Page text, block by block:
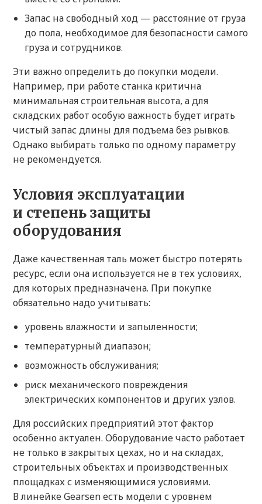
Запас на свободный ход — расстояние от груза
до пола, необходимое для безопасности самого
груза и сотрудников.
Эти важно определить до покупки модели.
Например, при работе станка критична
минимальная строительная высота, а для
складских работ особую важность будет играть
чистый запас длины для подъема без рывков.
Однако выбирать только по одному параметру
не рекомендуется.
Условия эксплуатации
и степень защиты
оборудования
Даже качественная таль может быстро потерять
ресурс, если она используется не в тех условиях,
для которых предназначена. При покупке
обязательно надо учитывать:
уровень влажности и запыленности;
температурный диапазон;
возможность обслуживания;
риск механического повреждения
электрических компонентов и других узлов.
Для российских предприятий этот фактор
особенно актуален. Оборудование часто работает
не только в закрытых цехах, но и на складах,
строительных объектах и производственных
площадках с изменяющимися условиями.
В линейке Gearsen есть модели с уровнем